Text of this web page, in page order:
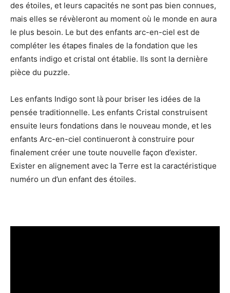
des étoiles, et leurs capacités ne sont pas bien connues,
mais elles se révèleront au moment où le monde en aura
le plus besoin. Le but des enfants arc-en-ciel est de
compléter les étapes finales de la fondation que les
enfants indigo et cristal ont établie. Ils sont la dernière
pièce du puzzle.
Les enfants Indigo sont là pour briser les idées de la
pensée traditionnelle. Les enfants Cristal construisent
ensuite leurs fondations dans le nouveau monde, et les
enfants Arc-en-ciel continueront à construire pour
finalement créer une toute nouvelle façon d’exister.
Exister en alignement avec la Terre est la caractéristique
numéro un d’un enfant des étoiles.